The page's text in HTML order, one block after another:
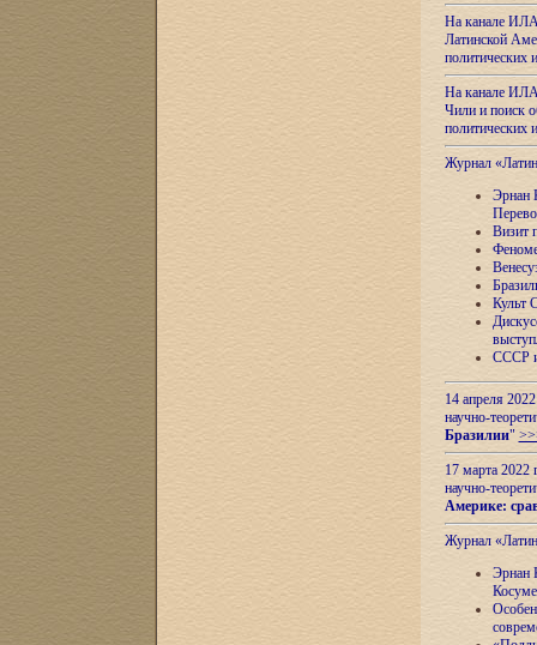
На канале
Латинской
На канале
Чили и поиск
Журнал
Эрнан
Визит
Культ
СССР и
14 апреля
научно-
Бразилии"
17 марта 2022
научно-
Америке:
Журнал
Эрнан